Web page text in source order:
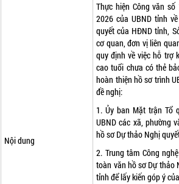
Nội dung
Thực hiện Công văn
2026 của UBND tỉnh
quyết của HĐND tỉnh,
cơ quan, đơn vị liên
quy định về việc hỗ trợ
cao tuổi chưa có thẻ
hoàn thiện hồ sơ trình
đề nghị:
1. Ủy ban Mặt trận Tổ
UBND các xã, phường
hồ sơ Dự thảo Nghị
2. Trung tâm Công
toàn văn hồ sơ Dự thảo
tỉnh để lấy kiến góp ý